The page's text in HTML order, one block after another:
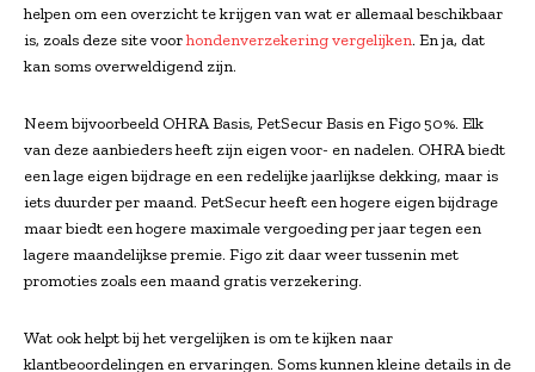
helpen om een overzicht te krijgen van wat er allemaal beschikbaar
is, zoals deze site voorhondenverzekering vergelijken. En ja, dat
kan soms overweldigend zijn.
Neem bijvoorbeeld OHRA Basis, PetSecur Basis en Figo 50%. Elk
van deze aanbieders heeft zijn eigen voor- en nadelen. OHRA biedt
een lage eigen bijdrage en een redelijke jaarlijkse dekking, maar is
iets duurder per maand. PetSecur heeft een hogere eigen bijdrage
maar biedt een hogere maximale vergoeding per jaar tegen een
lagere maandelijkse premie. Figo zit daar weer tussenin met
promoties zoals een maand gratis verzekering.
Wat ook helpt bij het vergelijken is om te kijken naar
klantbeoordelingen en ervaringen. Soms kunnen kleine details in de